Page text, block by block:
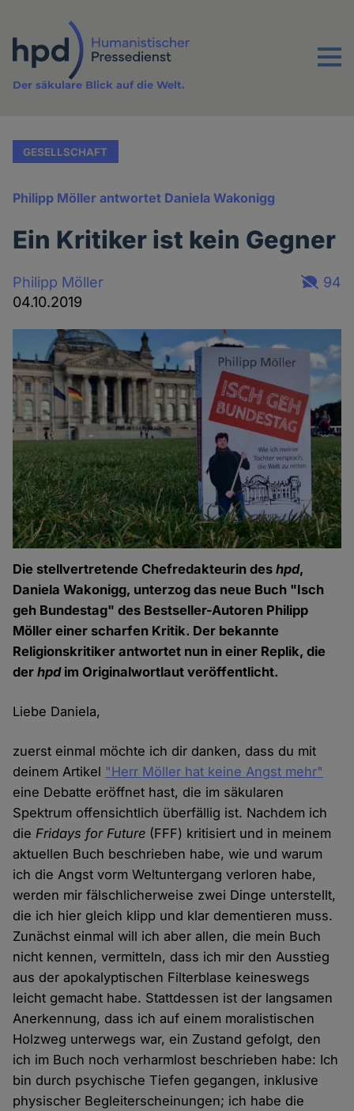
Inhalt
Menu
Der säkulare Blick auf die Welt.
GESELLSCHAFT
Philipp Möller antwortet Daniela Wakonigg
Ein Kritiker ist kein Gegner
Philipp Möller
04.10.2019
94
Die stellvertretende Chefredakteurin deshpd,
Daniela Wakonigg, unterzog das neue Buch "Isch
geh Bundestag" des Bestseller-Autoren Philipp
Möller einer scharfen Kritik. Der bekannte
Religionskritiker antwortet nun in einer Replik, die
derhpdim Originalwortlaut veröffentlicht.
Liebe Daniela,
zuerst einmal möchte ich dir danken, dass du mit
deinem Artikel "Herr Möller hat keine Angst mehr"
eine Debatte eröffnet hast, die im säkularen
Spektrum offensichtlich überfällig ist. Nachdem ich
dieFridays for Future (FFF) kritisiert und in meinem
aktuellen Buch beschrieben habe, wie und warum
ich die Angst vorm Weltuntergang verloren habe,
werden mir fälschlicherweise zwei Dinge unterstellt,
die ich hier gleich klipp und klar dementieren muss.
Zunächst einmal will ich aber allen, die mein Buch
nicht kennen, vermitteln, dass ich mir den Ausstieg
aus der apokalyptischen Filterblase keineswegs
leicht gemacht habe. Stattdessen ist der langsamen
Anerkennung, dass ich auf einem moralistischen
Holzweg unterwegs war, ein Zustand gefolgt, den
ich im Buch noch verharmlost beschrieben habe: Ich
bin durch psychische Tiefen gegangen, inklusive
physischer Begleiterscheinungen; ich habe die